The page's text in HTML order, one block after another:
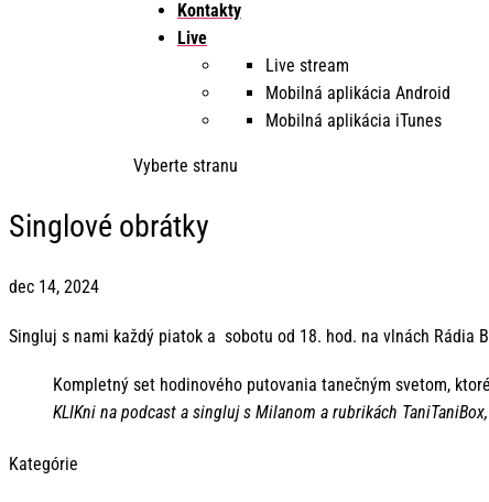
Kontakty
Live
Live stream
Mobilná aplikácia Android
Mobilná aplikácia iTunes
Vyberte stranu
Singlové obrátky
dec 14, 2024
Singluj s nami každý piatok a sobotu od 18. hod. na vlnách Rádia
Kompletný set hodinového putovania tanečným svetom,
KLIKni na podcast a singluj s Milanom a rubrikách
Kategórie